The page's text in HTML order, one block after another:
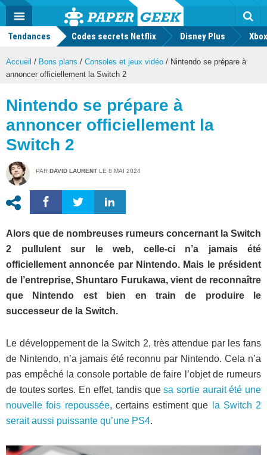
Actu
geek
MENU
Tendances Codes secrets Netflix Disney Plus
Accueil / Bons plans / Consoles et jeux vidéo / Nintendo se prépare à
annoncer officiellement la Switch 2
Nintendo se prépare à
annoncer officiellement la
Switch 2
PAR DAVID LAURENT LE 8 MAI 2024
Alors que de nombreuses rumeurs concernant la Switch
2 pullulent sur le web, celle-ci n’a jamais été
officiellement annoncée par Nintendo. Mais le président
de l’entreprise, Shuntaro Furukawa, vient de reconnaître
que Nintendo est bien en train de produire le
successeur de la Switch.
Le développement de la Switch 2, très attendue par les fans
de Nintendo, n’a jamais été reconnu par Nintendo. Cela n’a
pas empêché la console portable de faire l’objet de rumeurs
de toutes sortes. En effet, tandis quesa sortie aurait été une
nouvelle fois repoussée, certains estiment que
la Switch 2
serait aussi puissante qu’une PS4.
Mode
FacebookTwitter Youtube